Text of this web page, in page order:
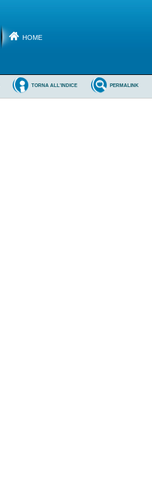
HOME
PERMALINK
TORNA ALL'INDICE